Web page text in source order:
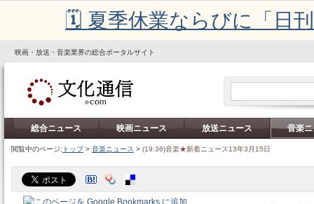
🗓️ 夏季休業ならびに「日
映画・放送・音楽業界の総合ポータルサイト
総合ニュース 映画ニュース 放送ニュース 音楽
閲覧中のページ: トップ> 音楽ニュース > (19:36)音楽★新着ニュース13年3月15日